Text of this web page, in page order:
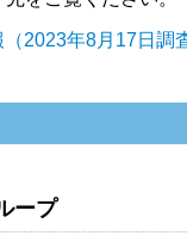
2023年8月17日調
ープ